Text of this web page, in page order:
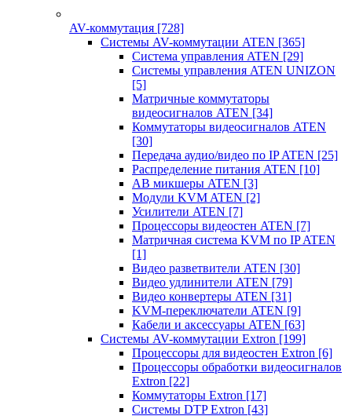
AV-коммутация [728]
Системы AV-коммутации ATEN [365]
Система управления ATEN [29]
Системы управления ATEN UNIZON
[5]
Матричные коммутаторы
видеосигналов ATEN [34]
Коммутаторы видеосигналов ATEN
[30]
Передача аудио/видео по IP ATEN [25]
Распределение питания ATEN [10]
АВ микшеры ATEN [3]
Модули KVM ATEN [2]
Усилители ATEN [7]
Процессоры видеостен ATEN [7]
Матричная система KVM по IP ATEN
[1]
Видео разветвители ATEN [30]
Видео удлинители ATEN [79]
Видео конвертеры ATEN [31]
KVM-переключатели ATEN [9]
Кабели и аксессуары ATEN [63]
Системы AV-коммутации Extron [199]
Процессоры для видеостен Extron [6]
Процессоры обработки видеосигналов
Extron [22]
Коммутаторы Extron [17]
Системы DTP Extron [43]